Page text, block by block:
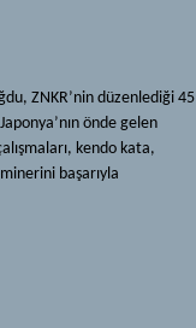
ZNKR’nin düzenlediği 45
önde gelen
kendo kata,
başarıyla